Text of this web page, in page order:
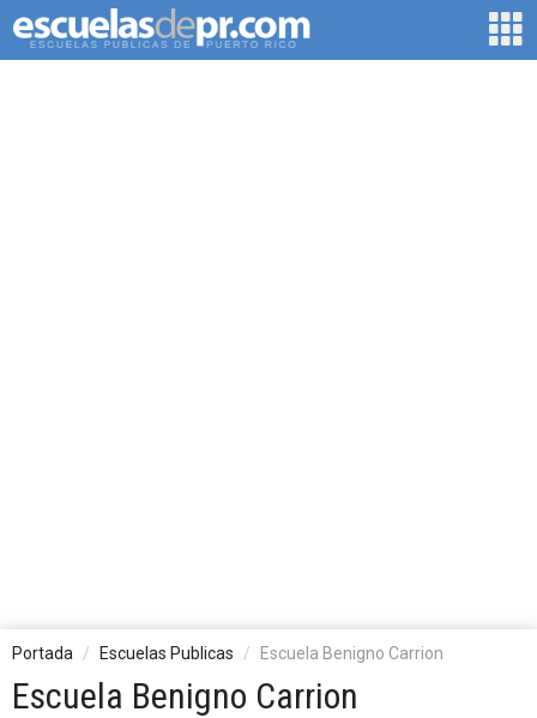
Portada Escuelas Publicas Escuela Benigno Carrion
Escuela Benigno Carrion